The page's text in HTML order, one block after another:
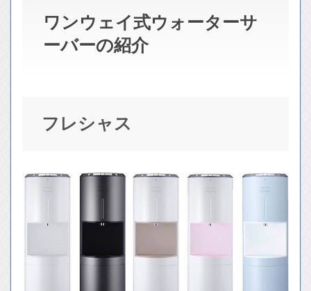
ワンウェイ式ウォーターサ
ーバーの紹介
フレシャス